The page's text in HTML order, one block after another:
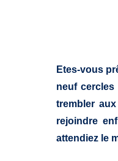
Etes-vous
neuf cercles
trembler
rejoindre
attendiez le